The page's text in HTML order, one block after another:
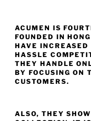
ACUMEN IS
FOUNDED IN
HAVE INCREASED
HASSLE
THEY HANDLE
BY FOCUSING ON
CUSTOMERS.
ALSO, THEY